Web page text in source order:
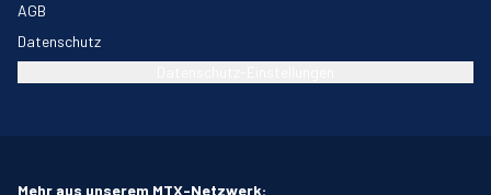
AGB
Datenschutz
Mehr aus unserem MTX-Netzwerk: